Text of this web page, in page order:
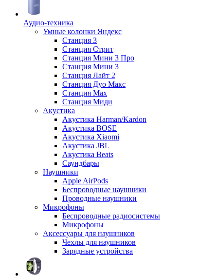
Аудио-техника
Умные колонки Яндекс
Станция 3
Станция Стрит
Станция Мини 3 Про
Станция Мини 3
Станция Лайт 2
Станция Дуо Макс
Станция Max
Станция Миди
Акустика
Акустика Harman/Kardon
Акустика BOSE
Акустика Xiaomi
Акустика JBL
Акустика Beats
Саундбары
Наушники
Apple AirPods
Беспроводные наушники
Проводные наушники
Микрофоны
Беспроводные радиосистемы
Микрофоны
Аксессуары для наушников
Чехлы для наушников
Зарядные устройства